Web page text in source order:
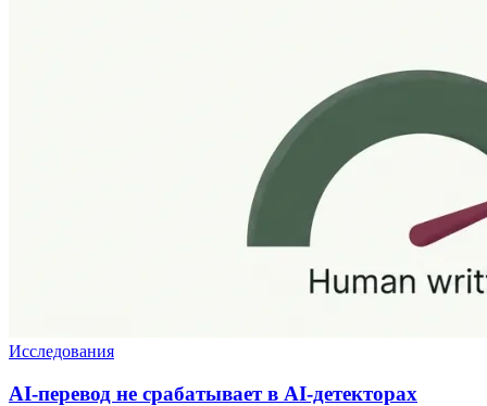
Исследования
AI-перевод не срабатывает в AI-детекторах